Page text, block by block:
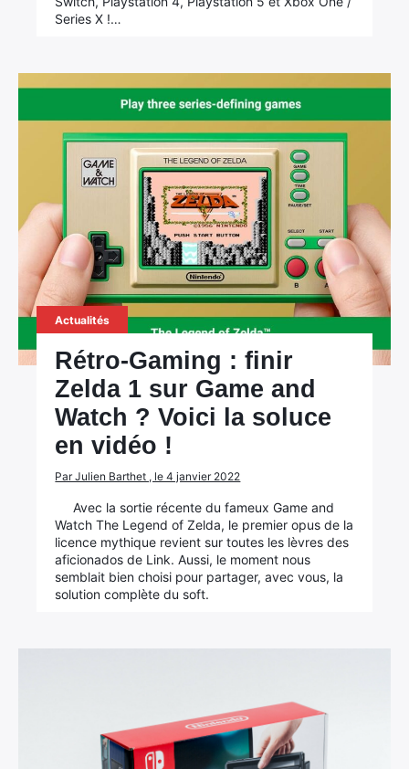
Series X !…
Actualités
Rétro-Gaming : finir
Zelda 1 sur Game and
Watch ? Voici la soluce
en vidéo !
Par Julien Barthet , le 4 janvier 2022
Avec la sortie récente du fameux Game and
Watch The Legend of Zelda, le premier opus de la
licence mythique revient sur toutes les lèvres des
aficionados de Link. Aussi, le moment nous
semblait bien choisi pour partager, avec vous, la
solution complète du soft.